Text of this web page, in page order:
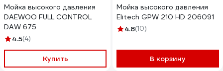
Мойка высокого давления
DAEWOO FULL CONTROL
DAW 675
4.5(4)
Купить
Мойка высокого давления
Elitech GPW 210 HD 206091
4.8(10)
В корзину